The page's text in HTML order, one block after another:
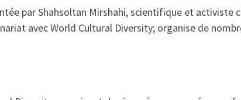
par Shahsoltan Mirshahi, scientifique et activiste
avec World Cultural Diversity; organise de